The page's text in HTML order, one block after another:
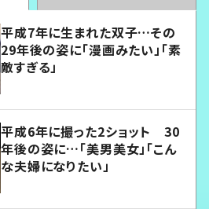
平成7年に生まれた双子…その
29年後の姿に「漫画みたい」「素
敵すぎる」
平成6年に撮った2ショット 30
年後の姿に…「美男美女」「こん
な夫婦になりたい」